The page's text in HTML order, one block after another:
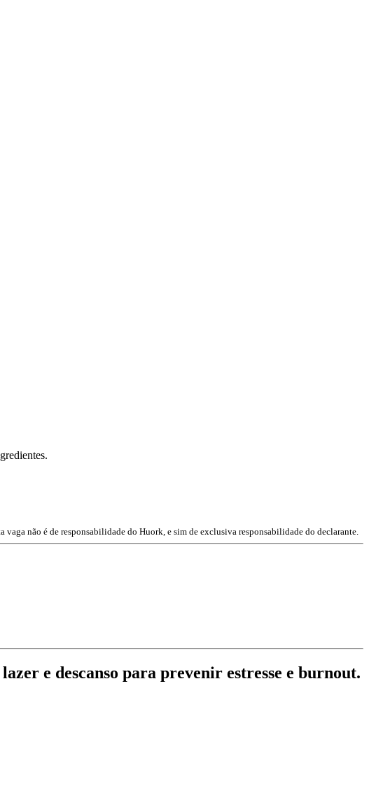
vaga não é de responsabilidade do Huork, e sim de exclusiva responsabilidade do declarante.
e descanso para prevenir estresse e burnout.